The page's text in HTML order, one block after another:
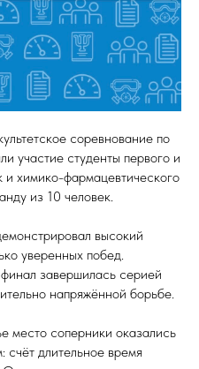
соревнование по
участие студенты первого и
и химико-фармацевтического
из 10 человек.
высокий
уверенных побед.
завершилась серией
напряжённой борьбе.
место соперники оказались
счёт длительное время